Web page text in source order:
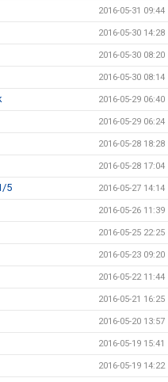
2016-05-31 09:44
2016-05-30 14:28
2016-05-30 08:20
2016-05-30 08:14
2016-05-29 06:40
2016-05-29 06:24
2016-05-28 18:28
2016-05-28 17:04
5 2016-05-27 14:14
2016-05-26 11:39
2016-05-25 22:25
2016-05-23 09:20
2016-05-22 11:44
2016-05-21 16:25
2016-05-20 13:57
2016-05-19 15:41
2016-05-19 14:22